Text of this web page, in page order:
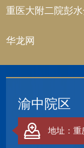
重医大附二院彭
华龙网
渝中院区
地址：重